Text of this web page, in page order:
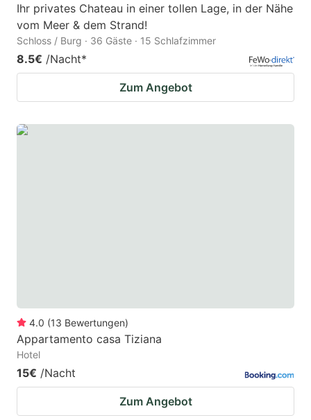
Ihr privates Chateau in einer tollen Lage, in der Nähe
vom Meer & dem Strand!
Schloss / Burg · 36 Gäste · 15 Schlafzimmer
8.5€ /Nacht*
Zum Angebot
4.0 (13 Bewertungen)
Appartamento casa Tiziana
Hotel
15€ /Nacht
Zum Angebot